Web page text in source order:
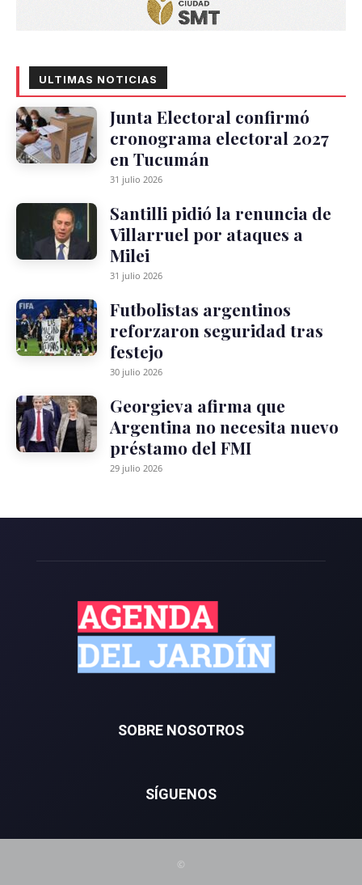
ULTIMAS NOTICIAS
Junta Electoral confirmó
cronograma electoral 2027
en Tucumán
31 julio 2026
Santilli pidió la renuncia de
Villarruel por ataques a
Milei
31 julio 2026
Futbolistas argentinos
reforzaron seguridad tras
festejo
30 julio 2026
Georgieva afirma que
Argentina no necesita nuevo
préstamo del FMI
29 julio 2026
SOBRE NOSOTROS
SÍGUENOS
©